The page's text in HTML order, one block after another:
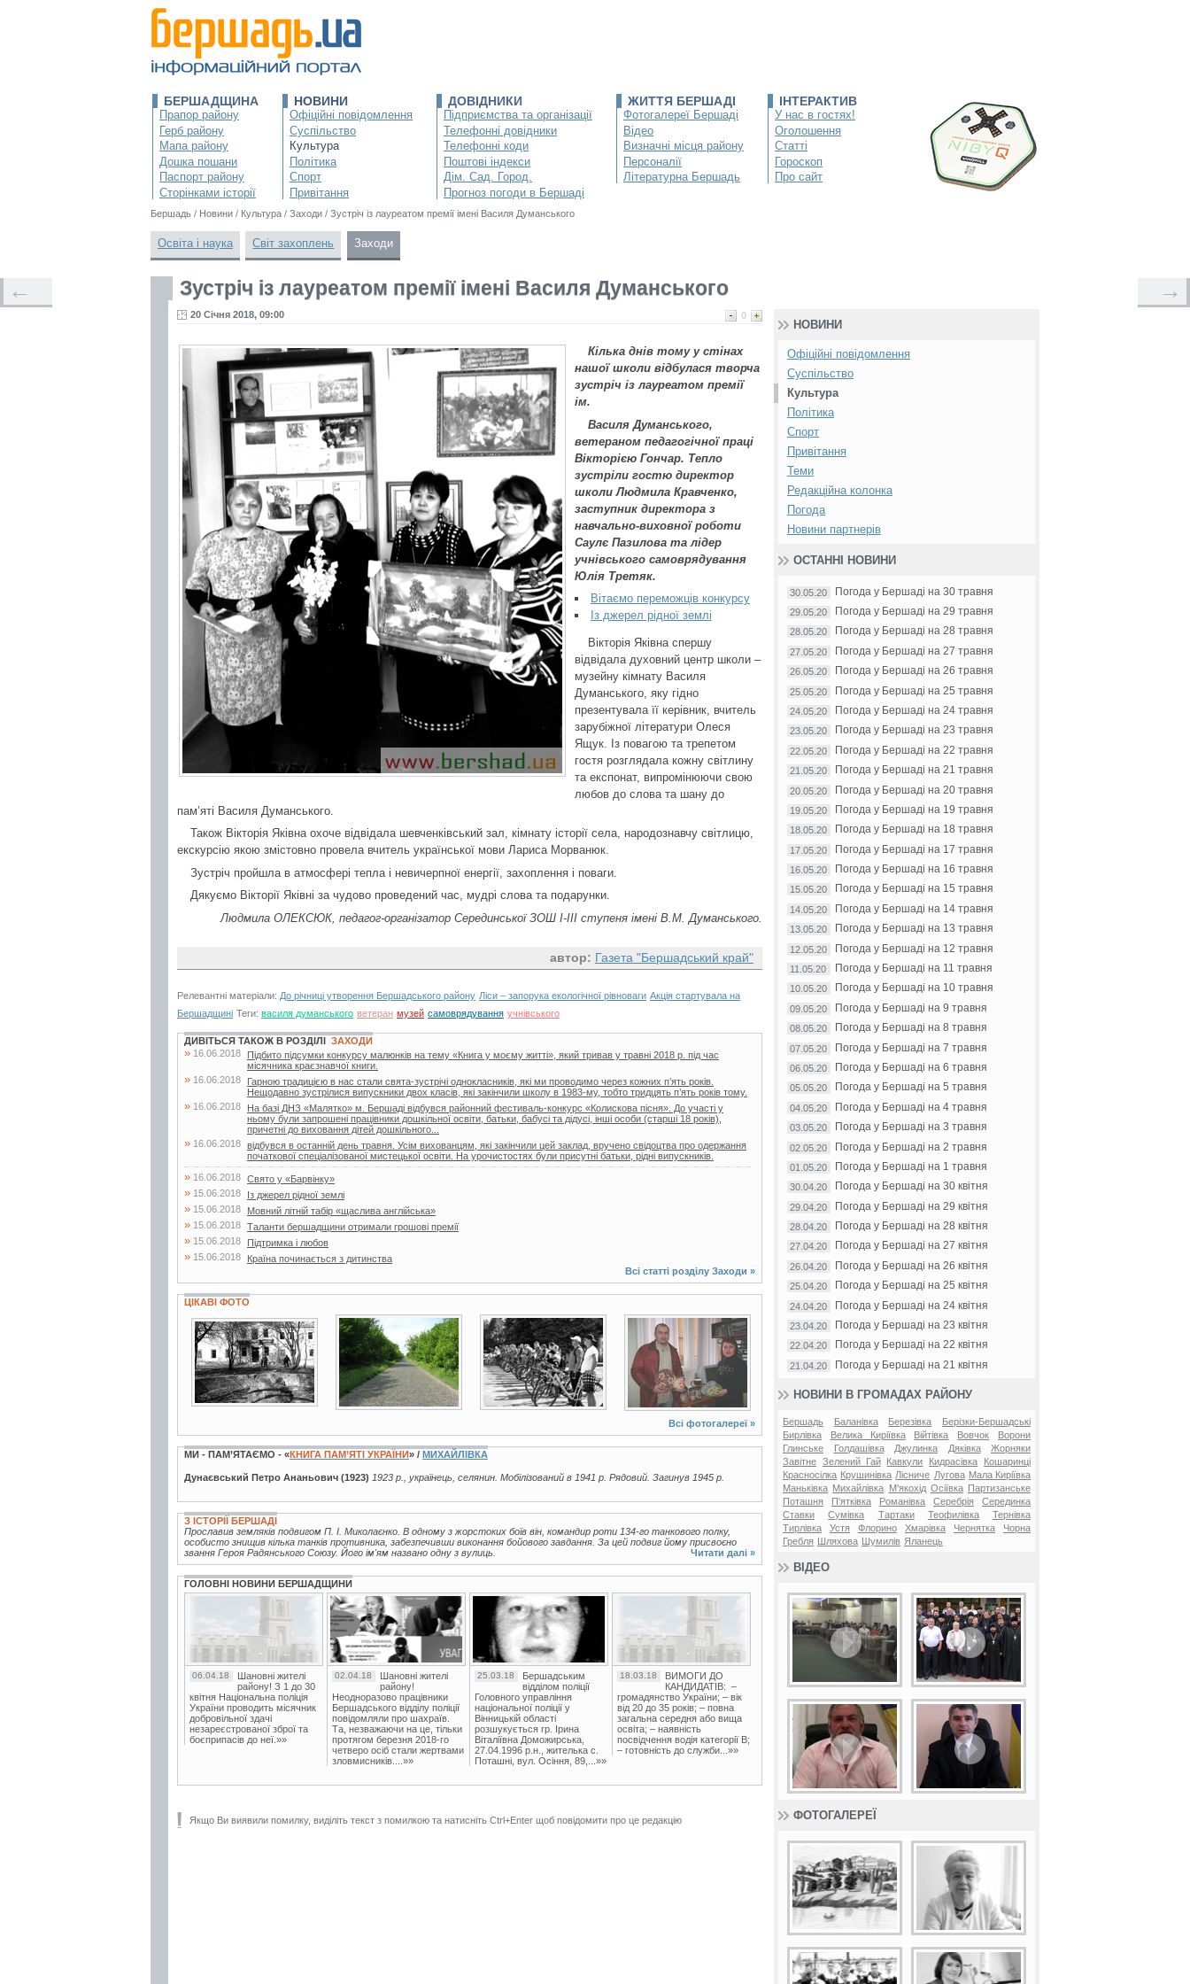
БЕРШАДЩИНА
Прапор району
Герб району
Мапа району
Дошка пошани
Паспорт району
Сторінками історії
НОВИНИ
Офіційні повідомлення
Суспільство
Культура
Політика
Спорт
Привітання
ДОВІДНИКИ
Підприємства та організації
Телефонні довідники
Телефонні коди
Поштові індекси
Дім. Сад. Город.
Прогноз погоди в Бершаді
ЖИТТЯ БЕРШАДІ
Фотогалереї Бершаді
Відео
Визначні місця району
Персоналії
Літературна Бершадь
ІНТЕРАКТИВ
У нас в гостях!
Оголошення
Статті
Гороскоп
Про сайт
Бершадь / Новини / Культура / Заходи / Зустріч із лауреатом премії імені Василя Думанського
Освіта і наука Світ захоплень Заходи
Зустріч із лауреатом премії імені Василя Думанського
0
20 Січня 2018, 09:00
Кілька днів тому у стінах
нашої школи відбулася творча
зустріч із лауреатом премії
ім.
Василя Думанського,
ветераном педагогічної праці
Вікторією Гончар. Тепло
зустріли гостю директор
школи Людмила Кравченко,
заступник директора з
навчально-виховної роботи
Саулє Пазилова та лідер
учнівського самоврядування
Юлія Третяк.
Вітаємо переможців конкурсу
Із джерел рідної землі
Вікторія Яківна спершу
відвідала духовний центр школи –
музейну кімнату Василя
Думанського, яку гідно
презентувала її керівник, вчитель
зарубіжної літератури Олеся
Ящук. Із повагою та трепетом
гостя розглядала кожну світлину
та експонат, випромінюючи свою
любов до слова та шану до
пам’яті Василя Думанського.
Також Вікторія Яківна охоче відвідала шевченківський зал, кімнату історії села, народознавчу світлицю,
екскурсію якою змістовно провела вчитель української мови Лариса Морванюк.
Зустріч пройшла в атмосфері тепла і невичерпної енергії, захоплення і поваги.
Дякуємо Вікторії Яківні за чудово проведений час, мудрі слова та подарунки.
Людмила ОЛЕКСЮК, педагог-організатор Серединської ЗОШ І-ІІІ ступеня імені В.М. Думанського.
автор: Газета "Бершадський край"
Релевантні матеріали: До річниці утворення Бершадського району Ліси – запорука екологічної рівноваги Акція стартувала на
Бершадщині Теги: василя думанського ветеран музей самоврядування учнівського
← →
ДИВІТЬСЯ ТАКОЖ В РОЗДІЛІ ЗАХОДИ
» 16.06.2018
Підбито підсумки конкурсу малюнків на тему «Книга у моєму житті», який тривав у травні 2018 р. під час
місячника краєзнавчої книги.
» 16.06.2018
Гарною традицією в нас стали свята-зустрічі однокласників, які ми проводимо через кожних п’ять років.
Нещодавно зустрілися випускники двох класів, які закінчили школу в 1983-му, тобто тридцять п’ять років тому.
» 16.06.2018
На базі ДНЗ «Малятко» м. Бершаді відбувся районний фестиваль-конкурс «Колискова пісня». До участі у
ньому були запрошені працівники дошкільної освіти, батьки, бабусі та дідусі, інші особи (старші 18 років),
причетні до виховання дітей дошкільного...
» 16.06.2018 відбувся в останній день травня. Усім вихованцям, які закінчили цей заклад, вручено свідоцтва про одержання
початкової спеціалізованої мистецької освіти. На урочистостях були присутні батьки, рідні випускників.
» 16.06.2018 Свято у «Барвінку»
» 15.06.2018 Із джерел рідної землі
» 15.06.2018 Мовний літній табір «щаслива англійська»
» 15.06.2018 Таланти бершадщини отримали грошові премії
» 15.06.2018 Підтримка і любов
» 15.06.2018
Країна починається з дитинства
Всі статті розділу Заходи »
ЦІКАВІ ФОТО
4 фото 11 фото 2 фото 3 фото
Всі фотогалереї »
МИ - ПАМ’ЯТАЄМО - «КНИГА ПАМ’ЯТІ УКРАЇНИ» / МИХАЙЛІВКА
Дунаєвський Петро Ананьович (1923) 1923 р., українець, селянин. Мобілізований в 1941 р. Рядовий. Загинув 1945 р.
З ІСТОРІЇ БЕРШАДІ
Прославив земляків подвигом П. І. Миколаєнко. В одному з жорстоких боїв він, командир роти 134-го танкового полку,
особисто знищив кілька танків противника, забезпечивши виконання бойового завдання. За цей подвиг йому присвоєно
звання Героя Радянського Союзу. Його ім'ям названо одну з вулиць.
Читати далі »
ГОЛОВНІ НОВИНИ БЕРШАДЩИНИ
06.04.18
Шановні жителі
району! З 1 до 30
квітня Національна поліція
України проводить місячник
добровільної здачі
незареєстрованої зброї та
боєприпасів до неї.»»
02.04.18
Шановні жителі
району!
Неодноразово працівники
Бершадського відділу поліції
повідомляли про шахраїв.
Та, незважаючи на це, тільки
протягом березня 2018-го
четверо осіб стали жертвами
зловмисників....»»
25.03.18
Бершадським
відділом поліції
Головного управління
національної поліції у
Вінницькій області
розшукується гр. Ірина
Віталіївна Доможирська,
27.04.1996 р.н., жителька с.
Поташні, вул. Осіння, 89,...»»
18.03.18
ВИМОГИ ДО
КАНДИДАТІВ: –
громадянство України; – вік
від 20 до 35 років; – повна
загальна середня або вища
освіта; – наявність
посвідчення водія категорії В;
– готовність до служби...»»
Якщо Ви виявили помилку, виділіть текст з помилкою та натисніть Ctrl+Enter щоб повідомити про це редакцію
НОВИНИ
Офіційні повідомлення
Суспільство
Культура
Політика
Спорт
Привітання
Теми
Редакційна колонка
Погода
Новини партнерів
ОСТАННІ НОВИНИ
30.05.20 Погода у Бершаді на 30 травня
29.05.20 Погода у Бершаді на 29 травня
28.05.20 Погода у Бершаді на 28 травня
27.05.20 Погода у Бершаді на 27 травня
26.05.20 Погода у Бершаді на 26 травня
25.05.20 Погода у Бершаді на 25 травня
24.05.20 Погода у Бершаді на 24 травня
23.05.20 Погода у Бершаді на 23 травня
22.05.20 Погода у Бершаді на 22 травня
21.05.20 Погода у Бершаді на 21 травня
20.05.20 Погода у Бершаді на 20 травня
19.05.20 Погода у Бершаді на 19 травня
18.05.20 Погода у Бершаді на 18 травня
17.05.20 Погода у Бершаді на 17 травня
16.05.20 Погода у Бершаді на 16 травня
15.05.20 Погода у Бершаді на 15 травня
14.05.20 Погода у Бершаді на 14 травня
13.05.20 Погода у Бершаді на 13 травня
12.05.20 Погода у Бершаді на 12 травня
11.05.20 Погода у Бершаді на 11 травня
10.05.20 Погода у Бершаді на 10 травня
09.05.20 Погода у Бершаді на 9 травня
08.05.20 Погода у Бершаді на 8 травня
07.05.20 Погода у Бершаді на 7 травня
06.05.20 Погода у Бершаді на 6 травня
05.05.20 Погода у Бершаді на 5 травня
04.05.20 Погода у Бершаді на 4 травня
03.05.20 Погода у Бершаді на 3 травня
02.05.20 Погода у Бершаді на 2 травня
01.05.20 Погода у Бершаді на 1 травня
30.04.20 Погода у Бершаді на 30 квітня
29.04.20 Погода у Бершаді на 29 квітня
28.04.20 Погода у Бершаді на 28 квітня
27.04.20 Погода у Бершаді на 27 квітня
26.04.20 Погода у Бершаді на 26 квітня
25.04.20 Погода у Бершаді на 25 квітня
24.04.20 Погода у Бершаді на 24 квітня
23.04.20 Погода у Бершаді на 23 квітня
22.04.20 Погода у Бершаді на 22 квітня
21.04.20 Погода у Бершаді на 21 квітня
НОВИНИ В ГРОМАДАХ РАЙОНУ
Бершадь Баланівка Березівка
Берізки-Бершадські
Бирлівка
Велика Киріївка Війтівка Вовчок
Ворони
Глинське
Голдашівка Джулинка Дяківка
Жорняки
Завітне Зелений Гай Кавкули Кидрасівка
Кошаринці
Красносілка Крушинівка Лісниче Лугова Мала Киріївка
Маньківка Михайлівка М'якохід Осіївка
Партизанське
Поташня
П'ятківка Романівка Серебрія
Серединка
Ставки
Сумівка Тартаки Теофилівка
Тернівка
Тирлівка
Устя Флорино Хмарівка Чернятка
Чорна
Гребля
Шляхова Шумилів Яланець
ВІДЕО
ФОТОГАЛЕРЕЇ